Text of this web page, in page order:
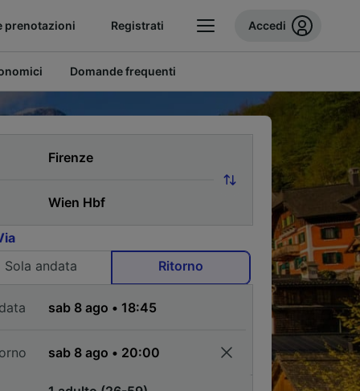
prenotazioni Registrati Accedi
Domande frequenti
Sola andata
Ritorno